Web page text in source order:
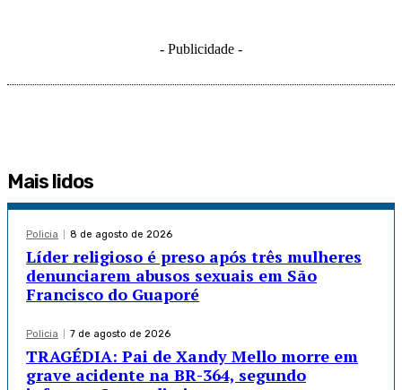
- Publicidade -
Mais lidos
Policia 8 de agosto de 2026
Líder religioso é preso após três mulheres
denunciarem abusos sexuais em São
Francisco do Guaporé
Policia 7 de agosto de 2026
TRAGÉDIA: Pai de Xandy Mello morre em
grave acidente na BR-364, segundo